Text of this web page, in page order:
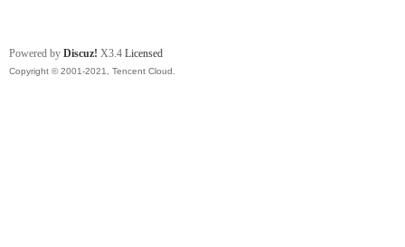
Powered by Discuz! X3.4 Licensed
Copyright © 2001-2021, Tencent Cloud.